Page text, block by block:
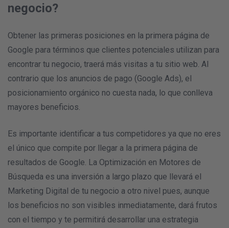
negocio?
Obtener las primeras posiciones en la primera página de
Google para términos que clientes potenciales utilizan para
encontrar tu negocio, traerá más visitas a tu sitio web. Al
contrario que los anuncios de pago (Google Ads), el
posicionamiento orgánico no cuesta nada, lo que conlleva
mayores beneficios.
Es importante identificar a tus competidores ya que no eres
el único que compite por llegar a la primera página de
resultados de Google. La Optimización en Motores de
Búsqueda es una inversión a largo plazo que llevará el
Marketing Digital de tu negocio a otro nivel pues, aunque
los beneficios no son visibles inmediatamente, dará frutos
con el tiempo y te permitirá desarrollar una estrategia